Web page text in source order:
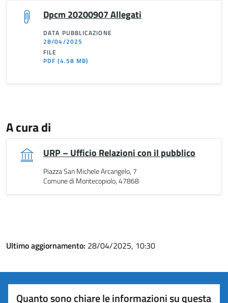
Dpcm 20200907 Allegati
DATA PUBBLICAZIONE
28/04/2025
FILE
PDF(4.58 MB)
A cura di
URP – Ufficio Relazioni con il pubblico
Piazza San Michele Arcangelo, 7
Comune di Montecopiolo, 47868
Ultimo aggiornamento: 28/04/2025, 10:30
Quanto sono chiare le informazioni su questa